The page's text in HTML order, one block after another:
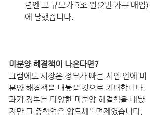
년엔 그 규모가 3조 원(2만 가구 매입)
에 달했습니다.
미분양 해결책이 나온다면?
그럼에도 시장은 정부가 빠른 시일 안에 미
분양 해결책을 내놓을 것으로 기대합니다.
과거 정부는 다양한 미분양 해결책을 내놨
지만 그 종착역은 양도세¹⁾ 면제였습니다.